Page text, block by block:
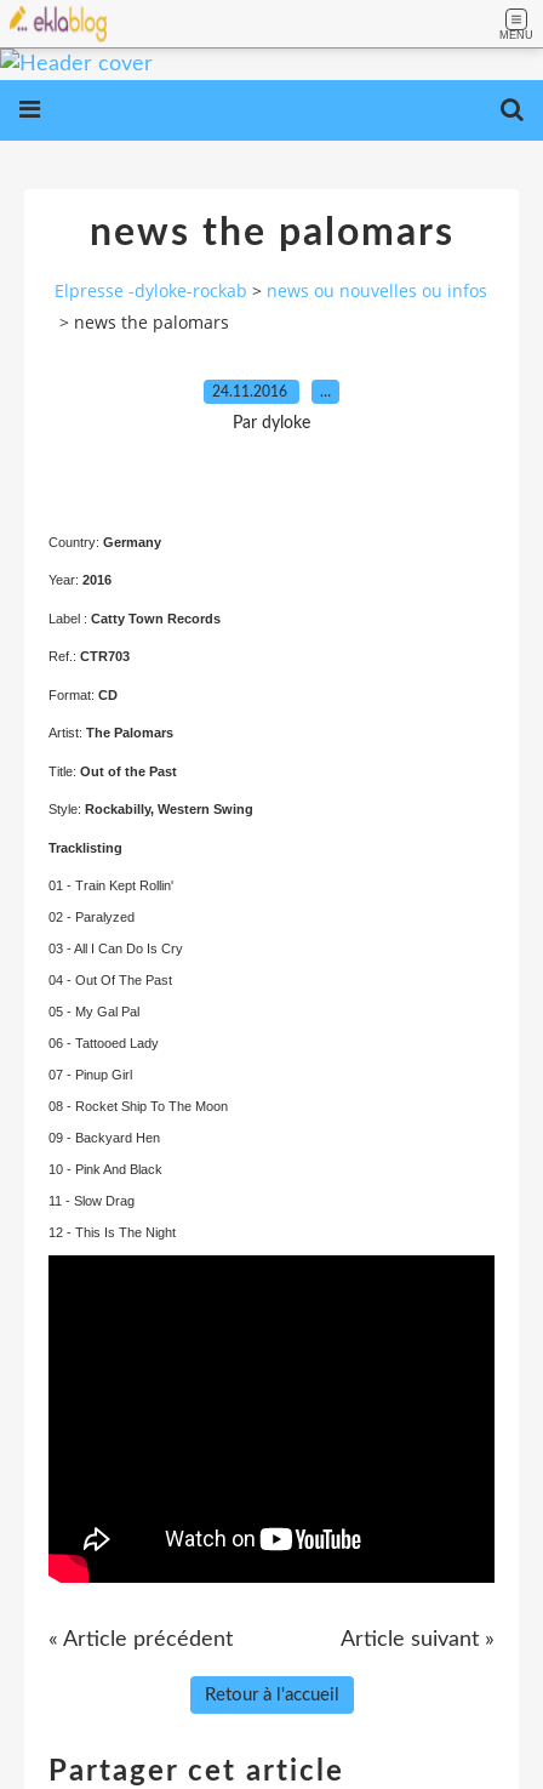
MENU
news the palomars
Elpresse -dyloke-rockab > news ou nouvelles ou infos
> news the palomars
24.11.2016 …
Par dyloke
Country: Germany
Year: 2016
Label : Catty Town Records
Ref.: CTR703
Format: CD
Artist: The Palomars
Title: Out of the Past
Style: Rockabilly, Western Swing
Tracklisting
01 - Train Kept Rollin'
02 - Paralyzed
03 - All I Can Do Is Cry
04 - Out Of The Past
05 - My Gal Pal
06 - Tattooed Lady
07 - Pinup Girl
08 - Rocket Ship To The Moon
09 - Backyard Hen
10 - Pink And Black
11 - Slow Drag
12 - This Is The Night
« Article précédent Article suivant »
Retour à l'accueil
Partager cet article